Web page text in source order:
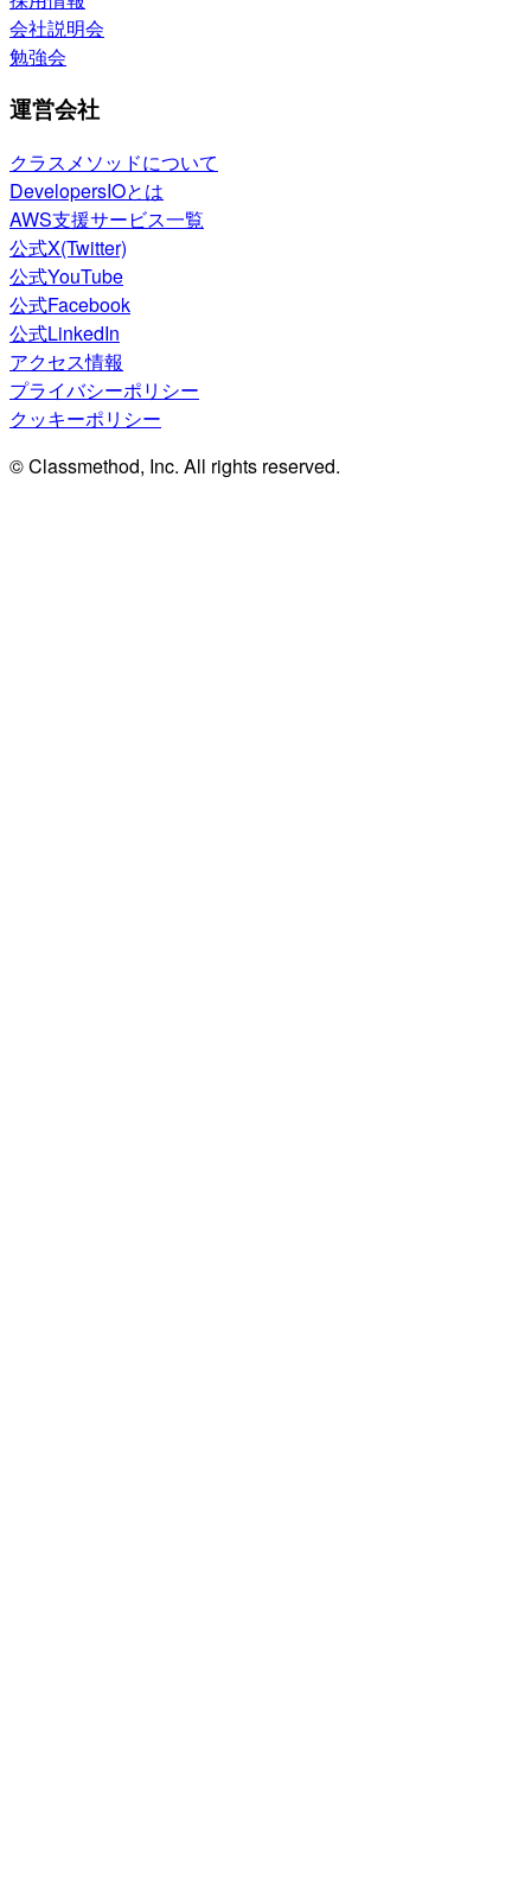
会社説明会
勉強会
運営会社
クラスメソッドについて
DevelopersIOとは
AWS支援サービス一覧
公式X(Twitter)
公式YouTube
公式Facebook
公式LinkedIn
アクセス情報
プライバシーポリシー
クッキーポリシー
© Classmethod, Inc. All rights reserved.